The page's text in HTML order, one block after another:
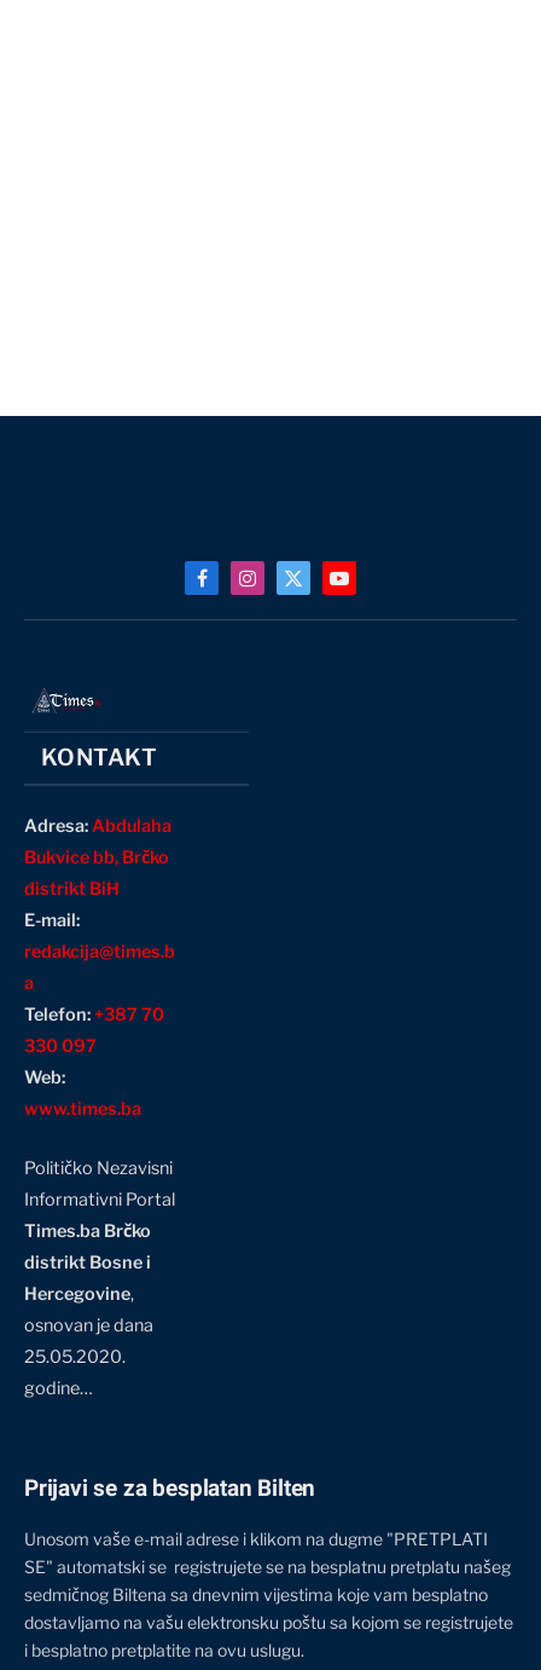
FacebookInstagram
X
(Twitter)
YouTube
KONTAKT
Adresa:Abdulaha
Bukvice bb, Brčko
distrikt BiH
E-mail:
redakcija@times.b
a
Telefon:+387 70
330 097
Web:
www.times.ba
Političko Nezavisni
Informativni Portal
Times.ba Brčko
distrikt Bosne i
Hercegovine,
osnovan je dana
25.05.2020.
godine…
Prijavi se za besplatan Bilten
Unosom vaše e-mail adrese i klikom na dugme "PRETPLATI
SE" automatski se registrujete se na besplatnu pretplatu našeg
sedmičnog Biltena sa dnevnim vijestima koje vam besplatno
dostavljamo na vašu elektronsku poštu sa kojom se registrujete
i besplatno pretplatite na ovu uslugu.